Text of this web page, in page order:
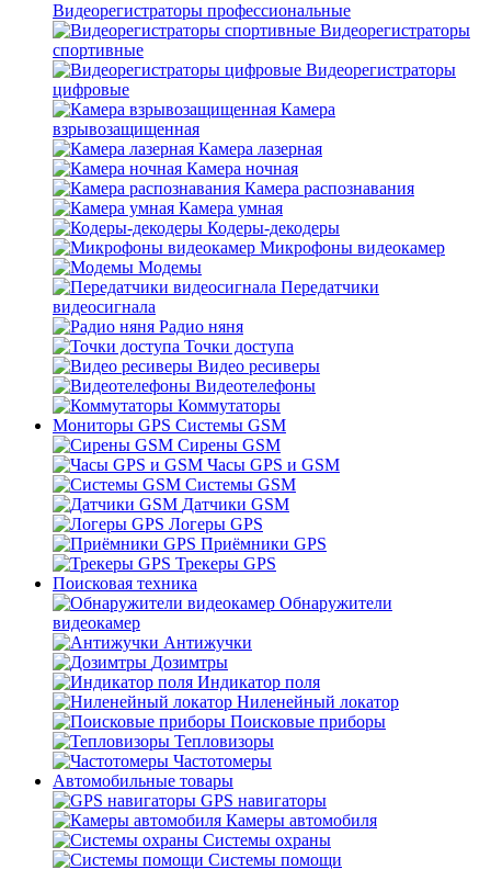
Видеорегистраторы профессиональные
Видеорегистраторы
спортивные
Видеорегистраторы
цифровые
Камера
взрывозащищенная
Камера лазерная
Камера ночная
Камера распознавания
Камера умная
Кодеры-декодеры
Микрофоны видеокамер
Модемы
Передатчики
видеосигнала
Радио няня
Точки доступа
Видео ресиверы
Видеотелефоны
Коммутаторы
Мониторы GPS Системы GSM
Сирены GSM
Часы GPS и GSM
Системы GSM
Датчики GSM
Логеры GPS
Приёмники GPS
Трекеры GPS
Поисковая техника
Обнаружители
видеокамер
Антижучки
Дозимтры
Индикатор поля
Ниленейный локатор
Поисковые приборы
Тепловизоры
Частотомеры
Автомобильные товары
GPS навигаторы
Камеры автомобиля
Системы охраны
Системы помощи